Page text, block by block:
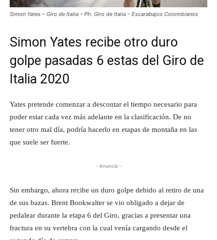
Simon Yates – Giro de Italia – Ph. Giro de Italia – Escarabajos Colombianos
Simon Yates recibe otro duro
golpe pasadas 6 estas del Giro de
Italia 2020
Yates pretende comenzar a descontar el tiempo necesario para
poder estar cada vez más adelante en la clasificación. De no
tener otro mal día, podría hacerlo en etapas de montaña en las
que suele ser fuerte.
- Anuncio -
Sin embargo, ahora recibe un duro golpe debido al retiro de una
de sus bazas. Brent Bookwalter se vio obligado a dejar de
pedalear durante la etapa 6 del Giro, gracias a presentar una
fractura en su vertebra con la cual venía cargando desde el